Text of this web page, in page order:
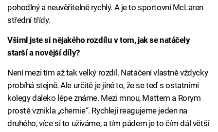
pohodlný a neuvěřitelně rychlý. A je to sportovní McLaren
střední třídy.
Všiml jste si nějakého rozdílu v tom, jak se natáčely
starší a novější díly?
Není mezi tím až tak velký rozdíl. Natáčení vlastně vždycky
probíhá stejně. Ale určitě je jiné to, že se teď s ostatními
kolegy daleko lépe známe. Mezi mnou, Mattem a Rorym
prostě vznikla „chemie“. Rychleji reagujeme jeden na
druhého, více si to užíváme, a tím pádem je to čím dál větší